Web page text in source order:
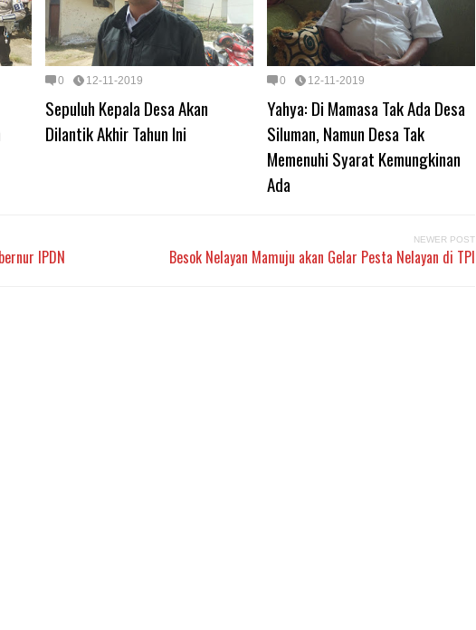
0 12-11-2019
Sepuluh Kepala Desa Akan
Dilantik Akhir Tahun Ini
0 12-11-2019
Yahya: Di Mamasa Tak Ada Desa
Siluman, Namun Desa Tak
Memenuhi Syarat Kemungkinan
Ada
IPDN
NEWER POST
Besok Nelayan Mamuju akan Gelar Pesta Nelayan di TPI